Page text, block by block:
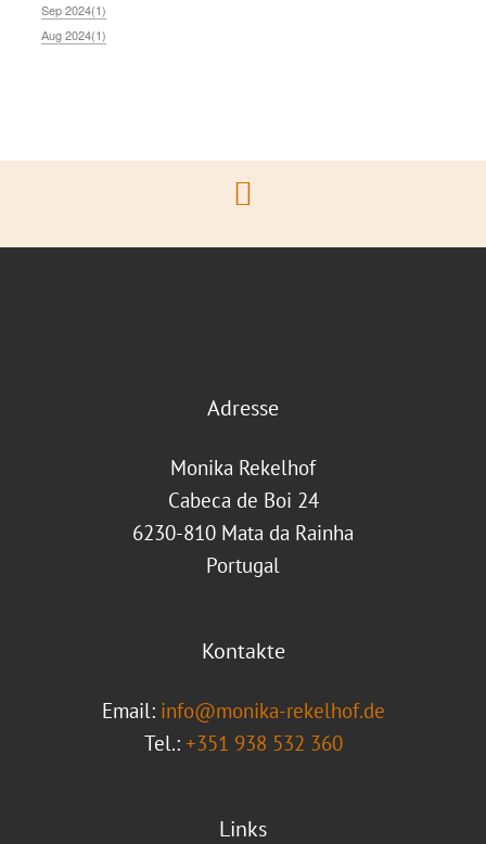
Sep 2024(1)
Aug 2024(1)
Adresse
Monika Rekelhof
Cabeca de Boi 24
6230-810 Mata da Rainha
Portugal
Kontakte
Email: info@monika-rekelhof.de
Tel.: +351 938 532 360
Links